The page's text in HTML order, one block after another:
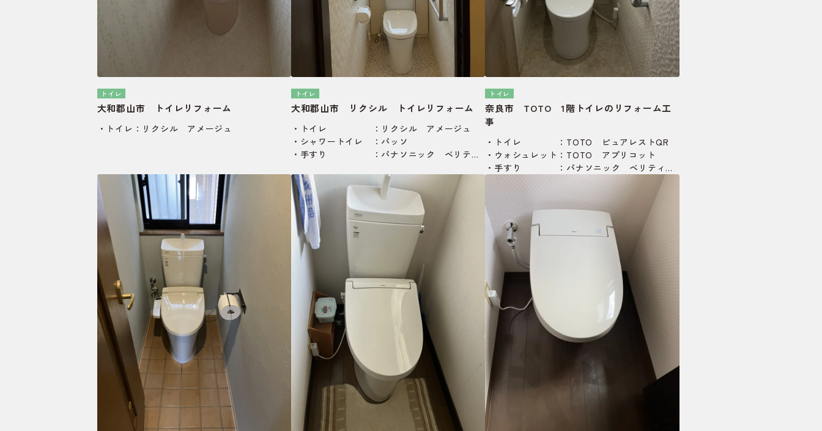
トイレ
大和郡山市 トイレリフォーム
・トイレ：リクシル アメージュ
トイレ
大和郡山市 リクシル トイレリフォーム
・トイレ ：リクシル アメージュ
・シャワートイレ ：パッソ
・手すり ：パナソニック ベリティ
トイレ
奈良市 TOTO 1階トイレのリフォーム工
事
・トイレ ：TOTO ピュアレストQR
・ウォシュレット：TOTO アプリコット
・手すり ：パナソニック ベリティ
・照明器具 ：パナソニック ダウンシー
リング